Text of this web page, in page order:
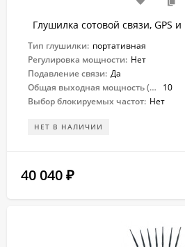
Глушилка сотовой связи, GPS
Тип глушилки: портативная
Регулировка мощности: Нет
Подавление связи: Да
Общая выходная мощность (Вт):
10
Выбор блокируемых частот: Нет
НЕТ В НАЛИЧИИ
40 040 ₽